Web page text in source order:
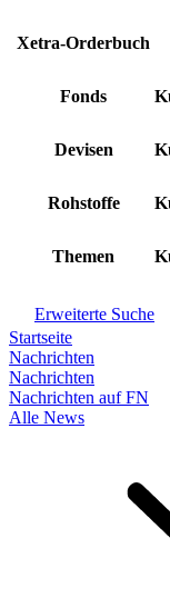
Xetra-Orderbuch
Fonds
Devisen
Rohstoffe
Themen
Erweiterte Suche
Startseite
Nachrichten
Nachrichten
Nachrichten auf FN
Alle News